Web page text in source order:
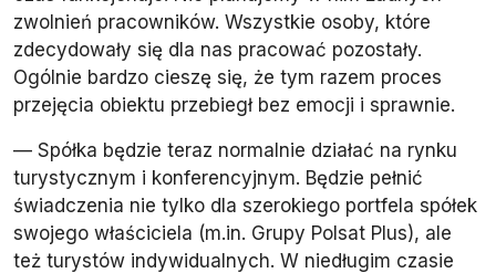
zwolnień pracowników. Wszystkie osoby, które
zdecydowały się dla nas pracować pozostały.
Ogólnie bardzo cieszę się, że tym razem proces
przejęcia obiektu przebiegł bez emocji i sprawnie.
— Spółka będzie teraz normalnie działać na rynku
turystycznym i konferencyjnym. Będzie pełnić
świadczenia nie tylko dla szerokiego portfela spółek
swojego właściciela (m.in. Grupy Polsat Plus), ale
też turystów indywidualnych. W niedługim czasie